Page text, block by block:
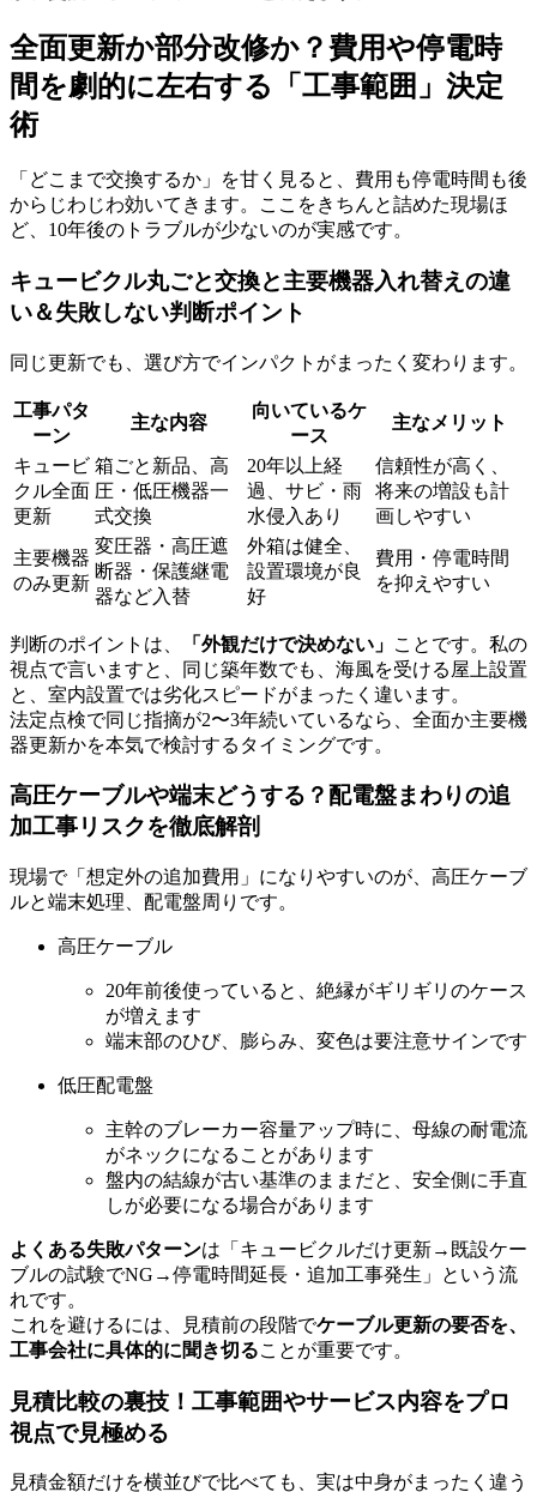
全面更新か部分改修か？費用や停電時
間を劇的に左右する「工事範囲」決定
術
「どこまで交換するか」を甘く見ると、費用も停電時間も後
からじわじわ効いてきます。ここをきちんと詰めた現場ほ
ど、10年後のトラブルが少ないのが実感です。
キュービクル丸ごと交換と主要機器入れ替えの違
い＆失敗しない判断ポイント
同じ更新でも、選び方でインパクトがまったく変わります。
工事パタ
ーン
主な内容
向いているケ
ース
主なメリット
キュービ
クル全面
更新
箱ごと新品、高
圧・低圧機器一
式交換
20年以上経
過、サビ・雨
水侵入あり
信頼性が高く、
将来の増設も計
画しやすい
主要機器
のみ更新
変圧器・高圧遮
断器・保護継電
器など入替
外箱は健全、
設置環境が良
好
費用・停電時間
を抑えやすい
判断のポイントは、 「外観だけで決めない」 ことです。私の
視点で言いますと、同じ築年数でも、海風を受ける屋上設置
と、室内設置では劣化スピードがまったく違います。
法定点検で同じ指摘が2〜3年続いているなら、全面か主要機
器更新かを本気で検討するタイミングです。
高圧ケーブルや端末どうする？配電盤まわりの追
加工事リスクを徹底解剖
現場で「想定外の追加費用」になりやすいのが、高圧ケーブ
ルと端末処理、配電盤周りです。
高圧ケーブル
20年前後使っていると、絶縁がギリギリのケース
が増えます
端末部のひび、膨らみ、変色は要注意サインです
低圧配電盤
主幹のブレーカー容量アップ時に、母線の耐電流
がネックになることがあります
盤内の結線が古い基準のままだと、安全側に手直
しが必要になる場合があります
よくある失敗パターンは「キュービクルだけ更新→既設ケー
ブルの試験でNG→停電時間延長・追加工事発生」という流
れです。
これを避けるには、見積前の段階でケーブル更新の要否を、
工事会社に具体的に聞き切ることが重要です。
見積比較の裏技！工事範囲やサービス内容をプロ
視点で見極める
見積金額だけを横並びで比べても、実は中身がまったく違う